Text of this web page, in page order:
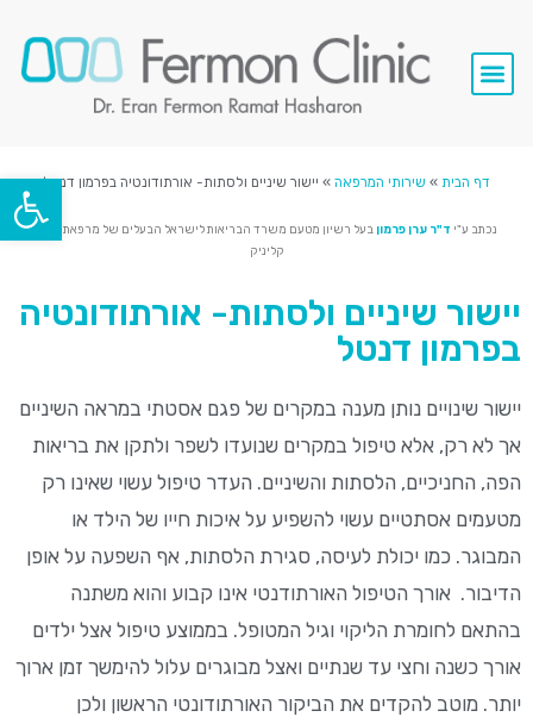
דף הבית » שירותי המרפאה » יישור שיניים ולסתות- אורתודונטיה בפרמון דנטל
נכתב ע"י ד"ר ערן פרמון בעל רשיון מטעם משרד הבריאות לישראל הבעלים של מרפאת מאלו
קליניק
יישור שיניים ולסתות- אורתודונטיה
בפרמון דנטל
יישור שינויים נותן מענה במקרים של פגם אסטתי במראה השיניים
אך לא רק, אלא טיפול במקרים שנועדו לשפר ולתקן את בריאות
הפה, החניכיים, הלסתות והשיניים. העדר טיפול עשוי שאינו רק
מטעמים אסתטיים עשוי להשפיע על איכות חייו של הילד או
המבוגר. כמו יכולת לעיסה, סגירת הלסתות, אף השפעה על אופן
הדיבור. אורך הטיפול האורתודנטי אינו קבוע והוא משתנה
בהתאם לחומרת הליקוי וגיל המטופל. בממוצע טיפול אצל ילדים
אורך כשנה וחצי עד שנתיים ואצל מבוגרים עלול להימשך זמן ארוך
יותר. מוטב להקדים את הביקור האורתודונטי הראשון ולכן
פתח